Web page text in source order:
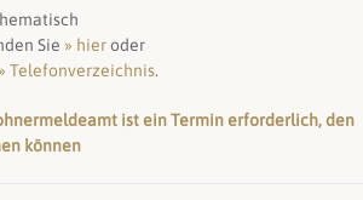
Sie » hieroder
» Telefonverzeichnis.
ist ein Termin erforderlich, den
können